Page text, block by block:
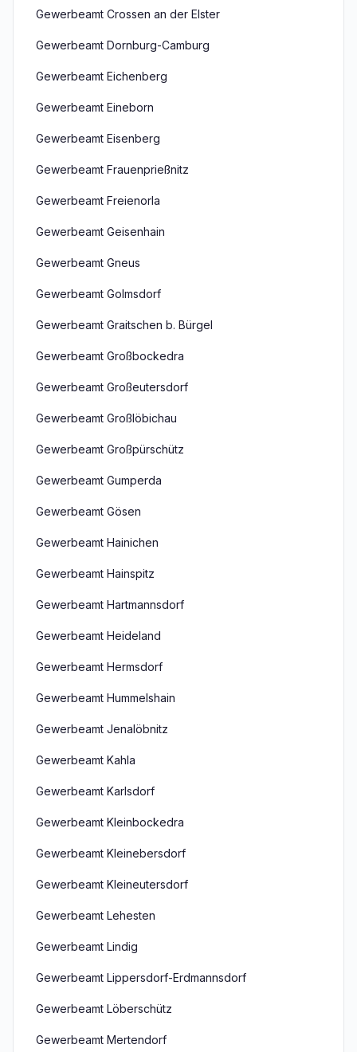
Gewerbeamt Crossen an der Elster
Gewerbeamt Dornburg-Camburg
Gewerbeamt Eichenberg
Gewerbeamt Eineborn
Gewerbeamt Eisenberg
Gewerbeamt Frauenprießnitz
Gewerbeamt Freienorla
Gewerbeamt Geisenhain
Gewerbeamt Gneus
Gewerbeamt Golmsdorf
Gewerbeamt Graitschen b. Bürgel
Gewerbeamt Großbockedra
Gewerbeamt Großeutersdorf
Gewerbeamt Großlöbichau
Gewerbeamt Großpürschütz
Gewerbeamt Gumperda
Gewerbeamt Gösen
Gewerbeamt Hainichen
Gewerbeamt Hainspitz
Gewerbeamt Hartmannsdorf
Gewerbeamt Heideland
Gewerbeamt Hermsdorf
Gewerbeamt Hummelshain
Gewerbeamt Jenalöbnitz
Gewerbeamt Kahla
Gewerbeamt Karlsdorf
Gewerbeamt Kleinbockedra
Gewerbeamt Kleinebersdorf
Gewerbeamt Kleineutersdorf
Gewerbeamt Lehesten
Gewerbeamt Lindig
Gewerbeamt Lippersdorf-Erdmannsdorf
Gewerbeamt Löberschütz
Gewerbeamt Mertendorf